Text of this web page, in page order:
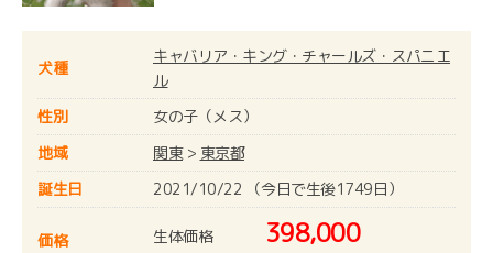
犬種
キャバリア・キング・チャールズ・スパニエ
ル
性別
女の子（メス）
地域
関東> 東京都
誕生日
2021/10/22 （今日で生後1749日）
価格 生体価格 398,000